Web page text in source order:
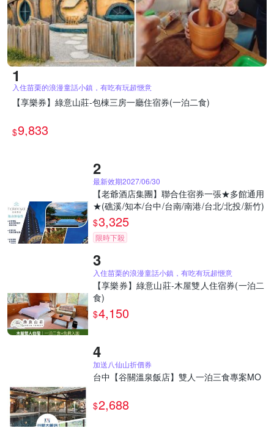
入住苗栗的浪漫童話小鎮，有吃有玩超愜意
【享樂券】綠意山莊-包棟三房一廳住宿券(一泊二食)
$9,833
最新效期2027/06/30
【老爺酒店集團】聯合住宿券一張★多館通用
★(礁溪/知本/台中/台南/南港/台北/北投/新竹)
*
$3,325
限時下殺
入住苗栗的浪漫童話小鎮，有吃有玩超愜意
【享樂券】綠意山莊-木屋雙人住宿券(一泊二
食)
$4,150
加送八仙山折價券
台中【谷關溫泉飯店】雙人一泊三食專案MO
$2,688